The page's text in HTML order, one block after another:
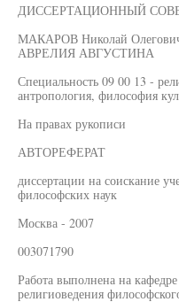
ДИССЕРТАЦИОННЫЙ
МАКАРОВ Николай
АВРЕЛИЯ АВГУСТИНА
Специальность 09 00 13 -
антропология, философия
На правах рукописи
АВТОРЕФЕРАТ
диссертации на соискание
философских наук
Москва - 2007
003071790
Работа выполнена на
религиоведения